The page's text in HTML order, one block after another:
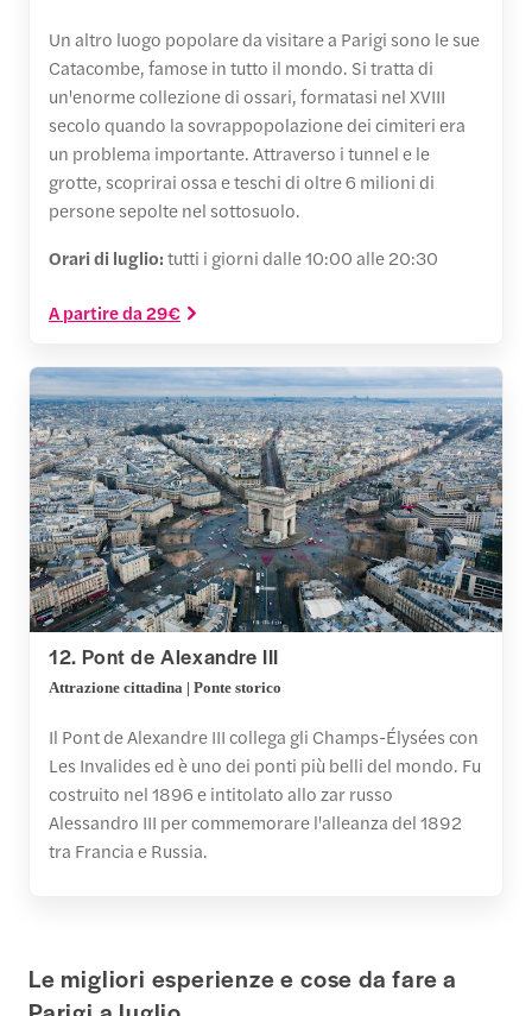
Un altro luogo popolare da visitare a Parigi sono le sue
Catacombe, famose in tutto il mondo. Si tratta di
un'enorme collezione di ossari, formatasi nel XVIII
secolo quando la sovrappopolazione dei cimiteri era
un problema importante. Attraverso i tunnel e le
grotte, scoprirai ossa e teschi di oltre 6 milioni di
persone sepolte nel sottosuolo.
Orari di luglio:tutti i giorni dalle 10:00 alle 20:30
A partire da 29€
12. Pont de Alexandre III
Attrazione cittadina | Ponte storico
Il Pont de Alexandre III collega gli Champs-Élysées con
Les Invalides ed è uno dei ponti più belli del mondo. Fu
costruito nel 1896 e intitolato allo zar russo
Alessandro III per commemorare l'alleanza del 1892
tra Francia e Russia.
Le migliori esperienze e cose da fare a